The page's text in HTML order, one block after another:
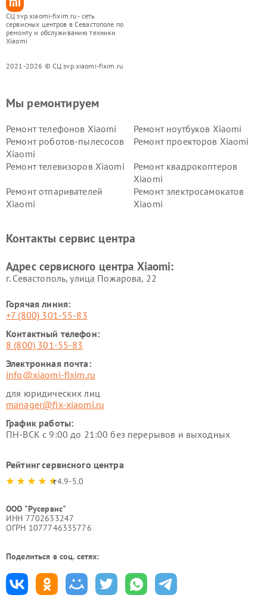
СЦ svp.xiaomi-fixim.ru - сеть
сервисных центров в Севастополе по
ремонту и обслуживанию техники
Xiaomi
2021-2026 © СЦ svp.xiaomi-fixim.ru
Мы ремонтируем
Ремонт телефонов Xiaomi
Ремонт ноутбуков Xiaomi
Ремонт роботов-пылесосов
Xiaomi
Ремонт проекторов Xiaomi
Ремонт телевизоров Xiaomi
Ремонт квадрокоптеров
Xiaomi
Ремонт отпаривателей
Xiaomi
Ремонт электросамокатов
Xiaomi
Ремонт стиральных машин
Ремонт смарт-часов Xiaomi
Контакты сервис центра
Адрес сервисного центра Xiaomi:
г. Севастополь, улица Пожарова, 22
Горячая линия:
+7 (800) 301-55-83
Контактный телефон:
8 (800) 301-55-83
Электронная почта:
info@xiaomi-fixim.ru
для юридических лиц
manager@fix-xiaomi.ru
График работы:
ПН-ВСК с 9:00 до 21:00 без перерывов и выходных
Рейтинг сервисного центра
4.9-5.0
ООО "Русервис"
ИНН 7702633247
ОГРН 1077746335776
Поделиться в соц. сетях: